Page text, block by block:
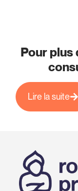
Pour plus
Lire la suite